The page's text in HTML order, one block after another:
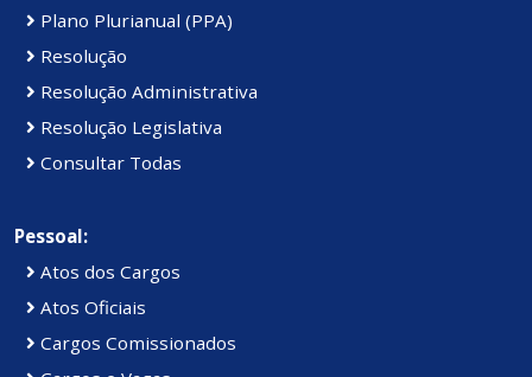
Plano Plurianual (PPA)
Resolução
Resolução Administrativa
Resolução Legislativa
Consultar Todas
Pessoal:
Atos dos Cargos
Atos Oficiais
Cargos Comissionados